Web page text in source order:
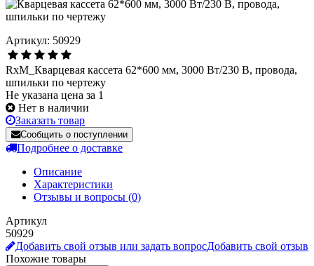
Артикул: 50929
RxM_Кварцевая кассета 62*600 мм, 3000 Вт/230 В, провода,
шпильки по чертежу
Не указана цена за 1
Нет в наличии
Заказать товар
Сообщить о поступлении
Подробнее о доставке
Описание
Характеристики
Отзывы и вопросы (0)
Артикул
50929
Добавить свой отзыв или задать вопросДобавить свой отзыв
Похожие товары